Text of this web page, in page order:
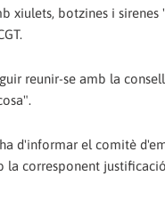
xiulets, botzines i
reunir-se amb la
d'informar el comitè
corresponent